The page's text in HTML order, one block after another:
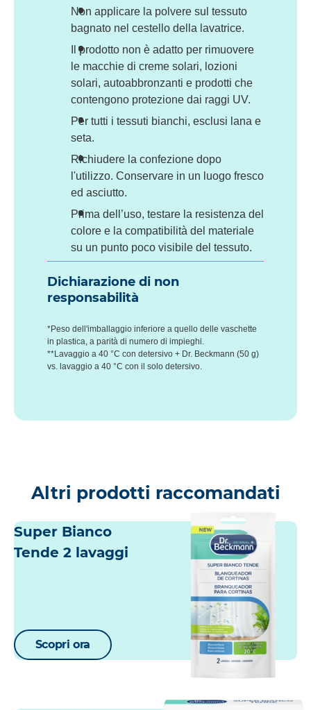
Non applicare la polvere sul tessuto
bagnato nel cestello della lavatrice.
Il prodotto non è adatto per rimuovere
le macchie di creme solari, lozioni
solari, autoabbronzanti e prodotti che
contengono protezione dai raggi UV.
Per tutti i tessuti bianchi, esclusi lana e
seta.
Richiudere la confezione dopo
l'utilizzo. Conservare in un luogo fresco
ed asciutto.
Prima dell’uso, testare la resistenza del
colore e la compatibilità del materiale
su un punto poco visibile del tessuto.
Dichiarazione di non
responsabilità
*Peso dell'imballaggio inferiore a quello delle vaschette
in plastica, a parità di numero di impieghi.
**Lavaggio a 40 °C con detersivo + Dr. Beckmann (50 g)
vs. lavaggio a 40 °C con il solo detersivo.
Altri prodotti raccomandati
Super Bianco
Tende 2 lavaggi
Scopri ora